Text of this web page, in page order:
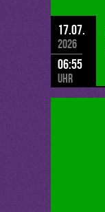
17.07.
2026
06:55
Uhr